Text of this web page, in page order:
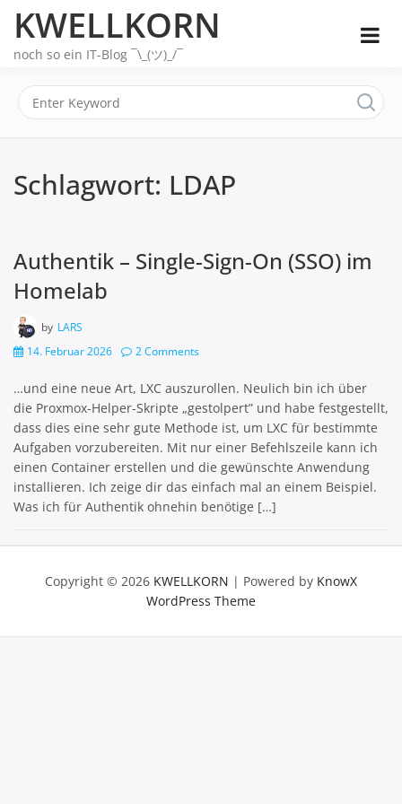
content
KWELLKORN
noch so ein IT-Blog ¯\_(ツ)_/¯
Schlagwort: LDAP
Authentik – Single-Sign-On (SSO) im
Homelab
by LARS
14. Februar 2026
2 Comments
…und eine neue Art, LXC auszurollen. Neulich bin ich über
die Proxmox-Helper-Skripte „gestolpert” und habe festgestellt,
dass dies eine sehr gute Methode ist, um LXC für bestimmte
Aufgaben vorzubereiten. Mit nur einer Befehlszeile kann ich
einen Container erstellen und die gewünschte Anwendung
installieren. Ich zeige dir das einfach mal an einem Beispiel.
Was ich für Authentik ohnehin benötige […]
Copyright © 2026 KWELLKORN | Powered by KnowX
WordPress Theme